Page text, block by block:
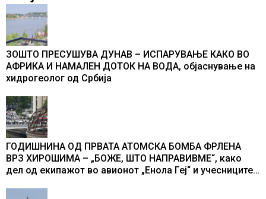
ЗОШТО ПРЕСУШУВА ДУНАВ – ИСПАРУВАЊЕ КАКО ВО
АФРИКА И НАМАЛЕН ДОТОК НА ВОДА, објаснување на
хидрогеолог од Србија
ГОДИШНИНА ОД ПРВАТА АТОМСКА БОМБА ФРЛЕНА
ВРЗ ХИРОШИМА – „БОЖЕ, ШТО НАПРАВИВМЕ“, како
дел од екипажот во авионот „Енола Геј“ и учесниците
промени текот на историјата